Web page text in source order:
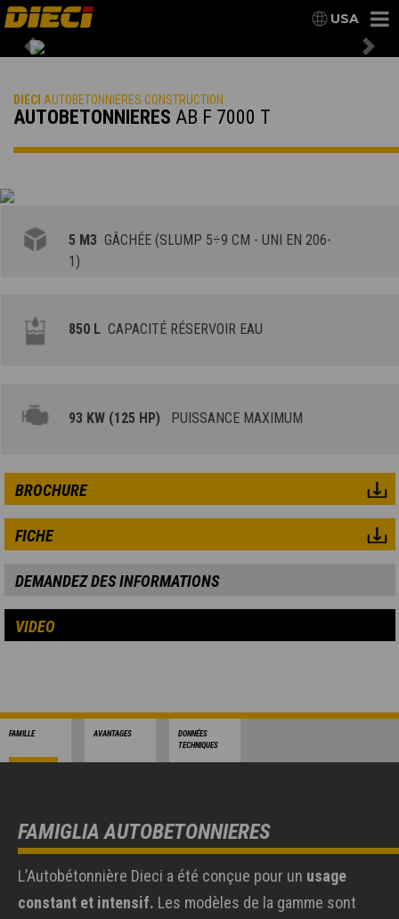
USA
Previous
DIECI AUTOBETONNIERES CONSTRUCTION
AUTOBETONNIERES AB F 7000 T
5 M3 GÂCHÉE (SLUMP 5÷9 CM - UNI EN 206-
1)
850 L CAPACITÉ RÉSERVOIR EAU
93 KW (125 HP) PUISSANCE MAXIMUM
BROCHURE
FICHE
DEMANDEZ DES INFORMATIONS
VIDEO
FAMILLE AVANTAGES
DONNÉES
TECHNIQUES
FAMIGLIA AUTOBETONNIERES
L’Autobétonnière Dieci a été conçue pour un usage
constant et intensif. Les modèles de la gamme sont